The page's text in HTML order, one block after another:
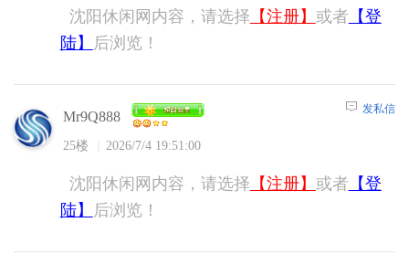
沈阳休闲网内容，请选择 【注册】 或者 【登
陆】
后浏览！
Mr9Q888
25楼 2026/7/4 19:51:00
发私信
沈阳休闲网内容，请选择 【注册】 或者 【登
陆】
后浏览！